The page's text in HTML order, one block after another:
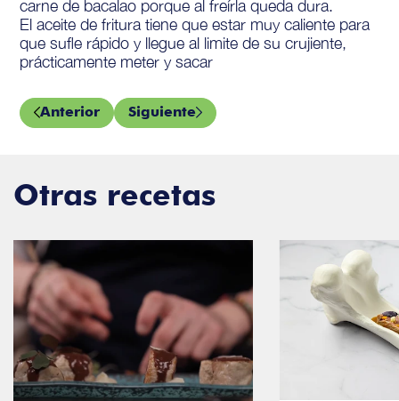
carne de bacalao porque al freírla queda dura.
El aceite de fritura tiene que estar muy caliente para
que sufle rápido y llegue al limite de su crujiente,
prácticamente meter y sacar
Anterior Siguiente
Otras recetas